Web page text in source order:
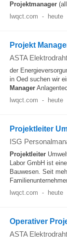
Projektmanager
lwqct.com - heute
Projekt
ASTA
der
in Oed suchen wir
Manager
lwqct.com - heute
Projektleiter
ISG
Projektleiter
Labor GmbH ist
Bauwesen. Seit
lwqct.com - heute
Operativer
ASTA